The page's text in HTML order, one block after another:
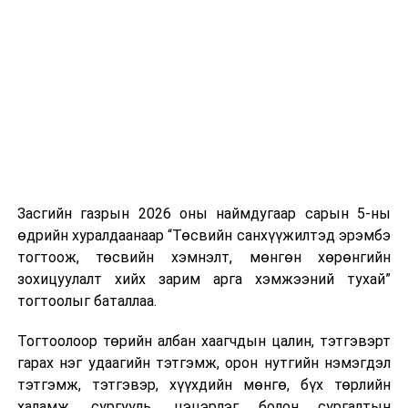
Шинэ хууль Францын зах зээлд үйлчилдэг гадаадын
дуудлагын төвүүдэд нөлөөлөхөөр байна. Тухайлбал,
Мароккогийн дуудлагын төвүүдийн орлогын 80 гаруй
хувь Францын зах зээлээс бүрддэг бөгөөд тус улсын
40–50 мянган ажлын байр эрсдэлд орж болзошгүйг
Засгийн газрын 2026 оны наймдугаар сарын 5-ны
өдрийн хуралдаанаар “Төсвийн санхүүжилтэд эрэмбэ
тогтоож, төсвийн хэмнэлт, мөнгөн хөрөнгийн
зохицуулалт хийх зарим арга хэмжээний тухай”
тогтоолыг баталлаа.
Тогтоолоор төрийн албан хаагчдын цалин, тэтгэвэрт
гарах нэг удаагийн тэтгэмж, орон нутгийн нэмэгдэл
тэтгэмж, тэтгэвэр, хүүхдийн мөнгө, бүх төрлийн